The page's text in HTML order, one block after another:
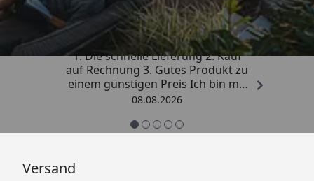
4,81/ 5
„Besonders gut gefallen hat mir :
1. Die schnelle Lieferung 2. Kauf
auf Rechnung 3. Gutes Produkt zu
einem günstigen Preis Ich bin mit
der Kaufabwicklung sehr
08.08.2026
Versand